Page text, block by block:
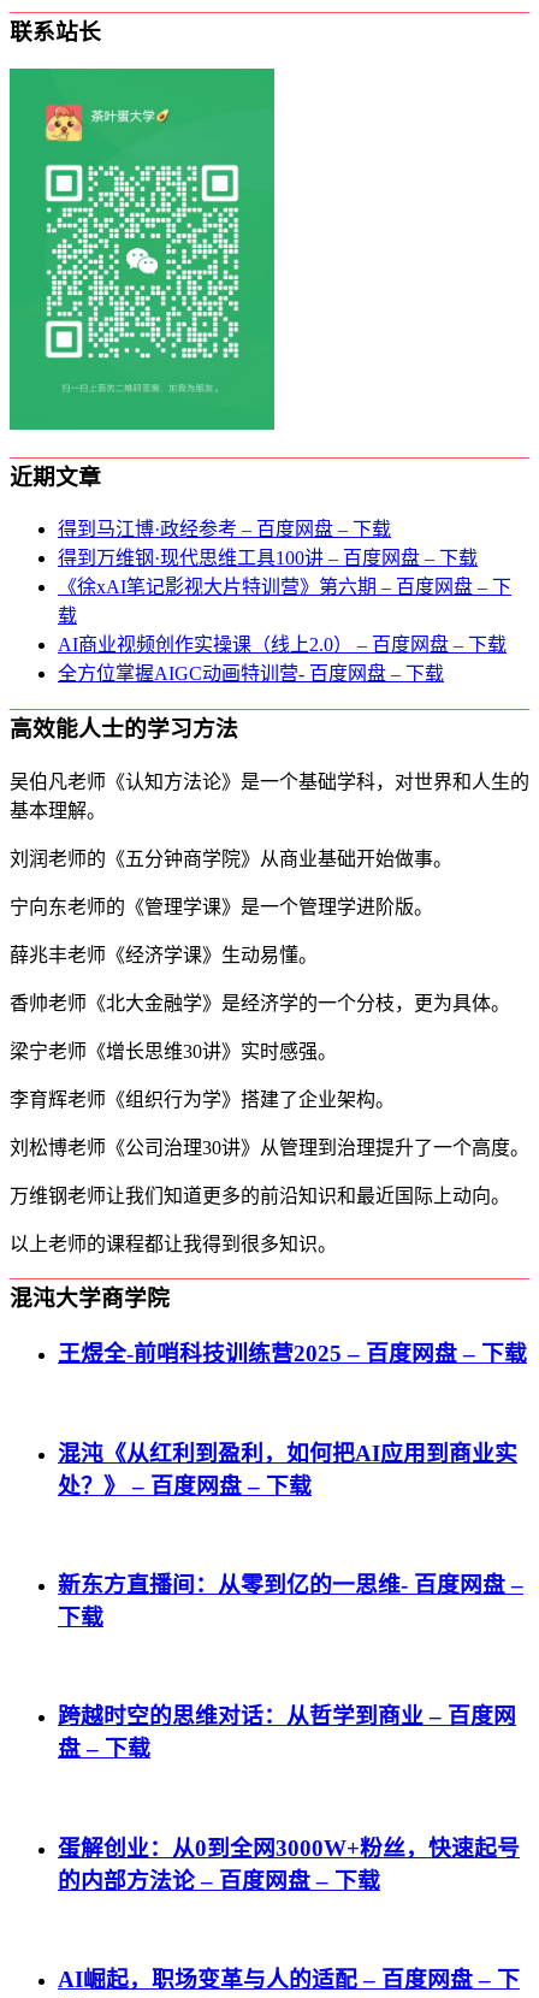
联系站长
近期文章
得到马江博·政经参考 – 百度网盘 – 下载
得到万维钢·现代思维⼯具100讲 – 百度网盘 – 下载
《徐xAI笔记影视大片特训营》第六期 – 百度网盘 – 下
载
AI商业视频创作实操课（线上2.0） – 百度网盘 – 下载
全方位掌握AIGC动画特训营- 百度网盘 – 下载
高效能人士的学习方法
吴伯凡老师《认知方法论》是一个基础学科，对世界和人生的
基本理解。
刘润老师的《五分钟商学院》从商业基础开始做事。
宁向东老师的《管理学课》是一个管理学进阶版。
薛兆丰老师《经济学课》生动易懂。
香帅老师《北大金融学》是经济学的一个分枝，更为具体。
梁宁老师《增长思维30讲》实时感强。
李育辉老师《组织行为学》搭建了企业架构。
刘松博老师《公司治理30讲》从管理到治理提升了一个高度。
万维钢老师让我们知道更多的前沿知识和最近国际上动向。
以上老师的课程都让我得到很多知识。
混沌大学商学院
王煜全-前哨科技训练营2025 – 百度网盘 – 下载
混沌《从红利到盈利，如何把AI应用到商业实
处？》 – 百度网盘 – 下载
新东方直播间：从零到亿的一思维- 百度网盘 –
下载
跨越时空的思维对话：从哲学到商业 – 百度网
盘 – 下载
蛋解创业：从0到全网3000W+粉丝，快速起号
的内部方法论 – 百度网盘 – 下载
AI崛起，职场变革与人的适配 – 百度网盘 – 下